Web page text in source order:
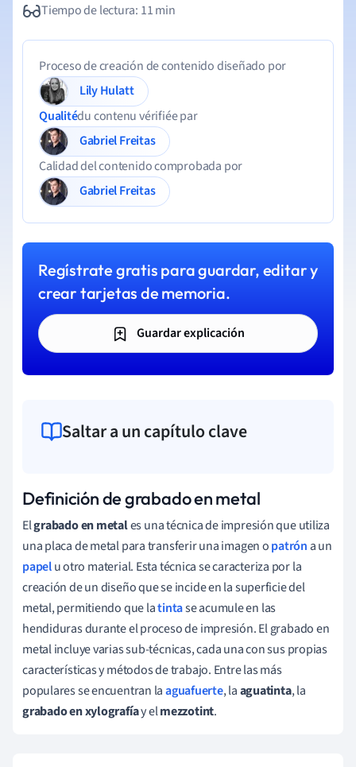
Tiempo de lectura: 11 min
Proceso de creación de contenido diseñado por
Lily Hulatt
Qualitédu contenu vérifiée par
Gabriel Freitas
Calidad del contenido comprobada por
Gabriel Freitas
Regístrate gratis para guardar, editar y
crear tarjetas de memoria.
Guardar explicación
Saltar a un capítulo clave
Definición de grabado en metal
Elgrabado en metales una técnica de impresión que utiliza
una placa de metal para transferir una imagen opatrón a un
papelu otro material. Esta técnica se caracteriza por la
creación de un diseño que se incide en la superficie del
metal, permitiendo que latintase acumule en las
hendiduras durante el proceso de impresión. El grabado en
metal incluye varias sub-técnicas, cada una con sus propias
características y métodos de trabajo. Entre las más
populares se encuentran laaguafuerte, laaguatinta, la
grabado en xylografíay elmezzotint.